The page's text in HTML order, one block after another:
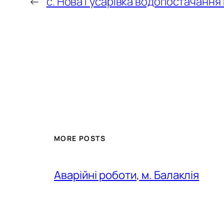
MORE POSTS
Аварійні роботи, м. Балаклія